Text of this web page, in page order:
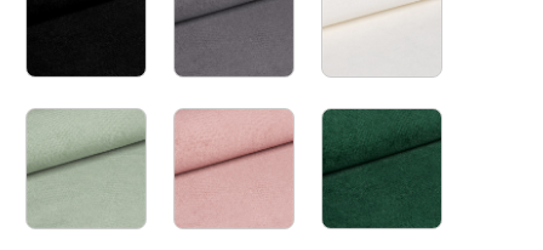
Kronos47 Kronos52 Kronos19